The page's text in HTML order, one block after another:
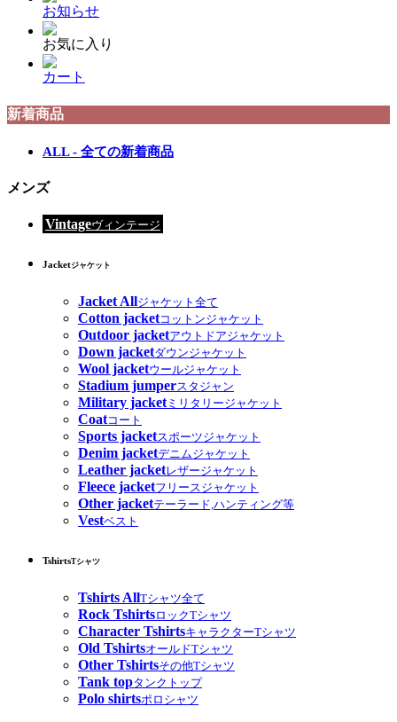
お知らせ
お気に入り
カート
新着商品
ALL - 全ての新着商品
メンズ
Vintageヴィンテージ
Jacketジャケット
Jacket Allジャケット全て
Cotton jacketコットンジャケット
Outdoor jacketアウトドアジャケット
Down jacketダウンジャケット
Wool jacketウールジャケット
Stadium jumperスタジャン
Military jacketミリタリージャケット
Coatコート
Sports jacketスポーツジャケット
Denim jacketデニムジャケット
Leather jacketレザージャケット
Fleece jacketフリースジャケット
Other jacketテーラード,ハンティング等
Vestベスト
TshirtsTシャツ
Tshirts AllTシャツ全て
Rock TshirtsロックTシャツ
Character TshirtsキャラクターTシャツ
Old TshirtsオールドTシャツ
Other Tshirtsその他Tシャツ
Tank topタンクトップ
Polo shirtsポロシャツ